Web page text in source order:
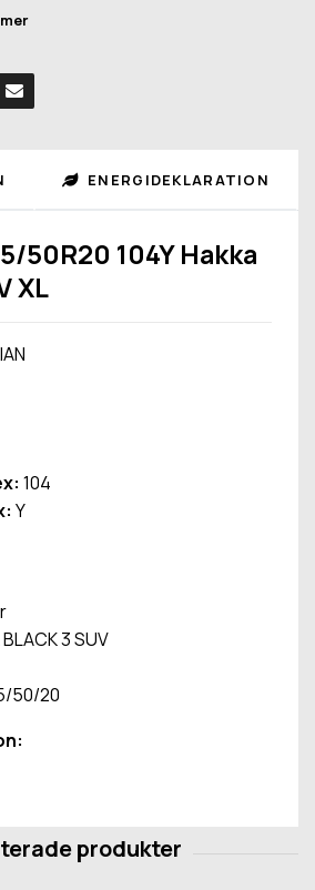
ENERGIDEKLARATION
50R20 104Y Hakka
XL
104
Y
BLACK 3 SUV
50/20